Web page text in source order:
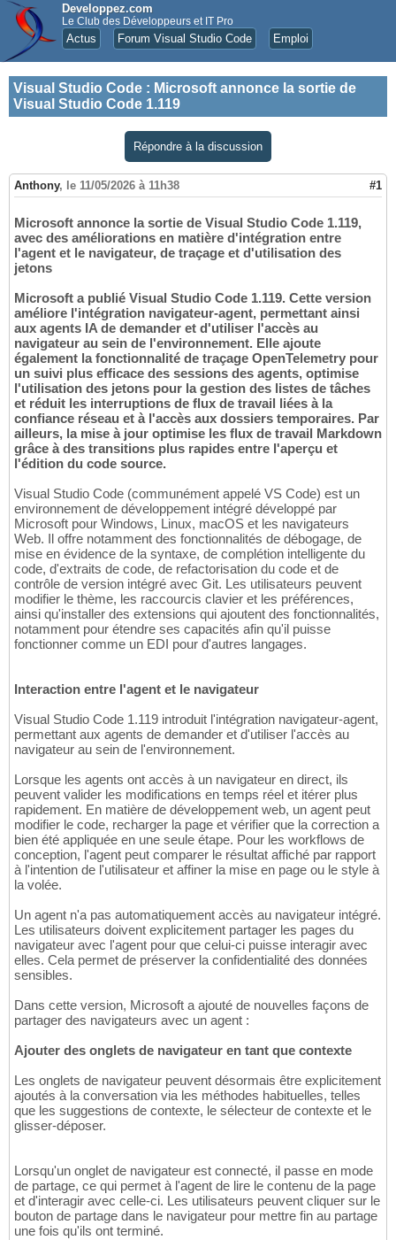
Developpez.com
Le Club des Développeurs et IT Pro
Actus Forum Visual Studio Code Emploi
Visual Studio Code : Microsoft annonce la sortie de
Visual Studio Code 1.119
Répondre à la discussion
Anthony, le 11/05/2026 à 11h38 #1
Microsoft annonce la sortie de Visual Studio Code 1.119,
avec des améliorations en matière d'intégration entre
l'agent et le navigateur, de traçage et d'utilisation des
jetons
Microsoft a publié Visual Studio Code 1.119. Cette version
améliore l'intégration navigateur-agent, permettant ainsi
aux agents IA de demander et d'utiliser l'accès au
navigateur au sein de l'environnement. Elle ajoute
également la fonctionnalité de traçage OpenTelemetry pour
un suivi plus efficace des sessions des agents, optimise
l'utilisation des jetons pour la gestion des listes de tâches
et réduit les interruptions de flux de travail liées à la
confiance réseau et à l'accès aux dossiers temporaires. Par
ailleurs, la mise à jour optimise les flux de travail Markdown
grâce à des transitions plus rapides entre l'aperçu et
l'édition du code source.
Visual Studio Code (communément appelé VS Code) est un
environnement de développement intégré développé par
Microsoft pour Windows, Linux, macOS et les navigateurs
Web. Il offre notamment des fonctionnalités de débogage, de
mise en évidence de la syntaxe, de complétion intelligente du
code, d'extraits de code, de refactorisation du code et de
contrôle de version intégré avec Git. Les utilisateurs peuvent
modifier le thème, les raccourcis clavier et les préférences,
ainsi qu'installer des extensions qui ajoutent des fonctionnalités,
notamment pour étendre ses capacités afin qu'il puisse
fonctionner comme un EDI pour d'autres langages.
Interaction entre l'agent et le navigateur
Visual Studio Code 1.119 introduit l'intégration navigateur-agent,
permettant aux agents de demander et d'utiliser l'accès au
navigateur au sein de l'environnement.
Lorsque les agents ont accès à un navigateur en direct, ils
peuvent valider les modifications en temps réel et itérer plus
rapidement. En matière de développement web, un agent peut
modifier le code, recharger la page et vérifier que la correction a
bien été appliquée en une seule étape. Pour les workflows de
conception, l'agent peut comparer le résultat affiché par rapport
à l'intention de l'utilisateur et affiner la mise en page ou le style à
la volée.
Un agent n'a pas automatiquement accès au navigateur intégré.
Les utilisateurs doivent explicitement partager les pages du
navigateur avec l'agent pour que celui-ci puisse interagir avec
elles. Cela permet de préserver la confidentialité des données
sensibles.
Dans cette version, Microsoft a ajouté de nouvelles façons de
partager des navigateurs avec un agent :
Ajouter des onglets de navigateur en tant que contexte
Les onglets de navigateur peuvent désormais être explicitement
ajoutés à la conversation via les méthodes habituelles, telles
que les suggestions de contexte, le sélecteur de contexte et le
glisser-déposer.
Lorsqu'un onglet de navigateur est connecté, il passe en mode
de partage, ce qui permet à l'agent de lire le contenu de la page
et d'interagir avec celle-ci. Les utilisateurs peuvent cliquer sur le
bouton de partage dans le navigateur pour mettre fin au partage
une fois qu'ils ont terminé.